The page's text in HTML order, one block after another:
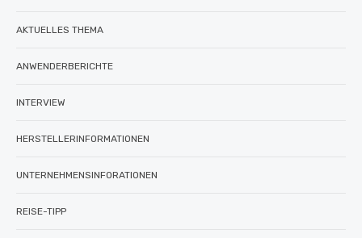
AKTUELLES THEMA
ANWENDERBERICHTE
INTERVIEW
HERSTELLERINFORMATIONEN
UNTERNEHMENSINFORATIONEN
REISE-TIPP